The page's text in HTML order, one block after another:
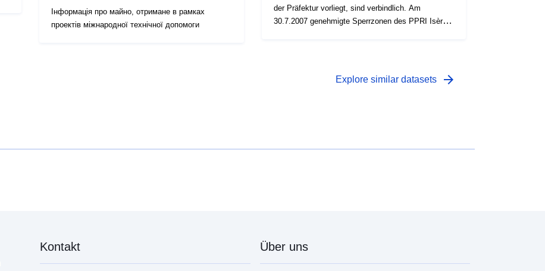
Інформація про майно, отримане в рамках
проектів міжнародної технічної допомоги
der Präfektur vorliegt, sind verbindlich. Am
30.7.2007 genehmigte Sperrzonen des PPRI Isère-
Explore similar datasets arrow_forward
Kontakt Über uns